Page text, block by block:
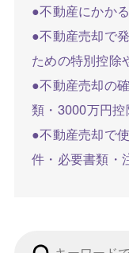
●不動産にかか
●不動産売却で
ための特別控除
●不動産売却の
類・3000万円
●不動産売却で
件・必要書類・